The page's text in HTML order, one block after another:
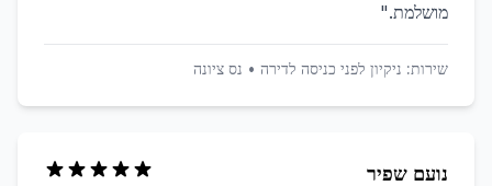
מושלמת."
שירות: ניקיון לפני כניסה לדירה • נס ציונה
נועם שפיר